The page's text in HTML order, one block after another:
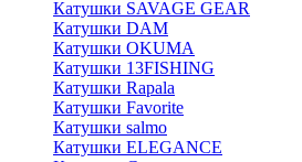
Катушки SAVAGE GEAR
Катушки DAM
Катушки OKUMA
Катушки 13FISHING
Катушки Rapala
Катушки Favorite
Катушки salmo
Катушки ELEGANCE